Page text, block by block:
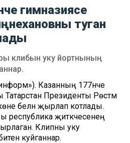
гимназиясе
туган
клибын уку йортнының
Казанның 177нче
Президенты Рөстәм
белән җырлап котлады.
республика җитәкчесенең
Клипны уку
куйганнар.